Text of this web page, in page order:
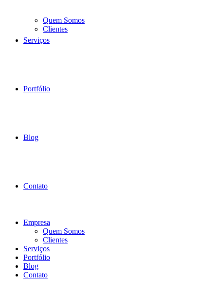
Quem Somos
Clientes
Serviços
Portfólio
Blog
Contato
Empresa
Quem Somos
Clientes
Serviços
Portfólio
Blog
Contato